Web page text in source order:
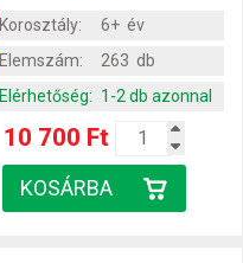
Korosztály:
6+ év
Elemszám:
263 db
Elérhetőség: 1-2 db azonnal
10 700 Ft